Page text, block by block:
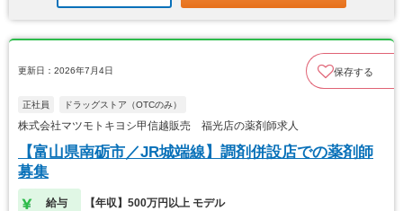
更新日：2026年7月4日 保存する
正社員 ドラッグストア（OTCのみ）
株式会社マツモトキヨシ甲信越販売 福光店の薬剤師求人
【富山県南砺市／JR城端線】調剤併設店での薬剤師
募集
給与 【年収】500万円以上 モデル